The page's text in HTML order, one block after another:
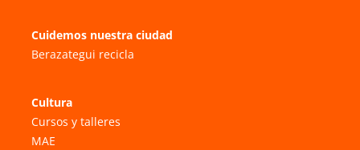
Cuidemos nuestra ciudad
Berazategui recicla
Cultura
Cursos y talleres
MAE